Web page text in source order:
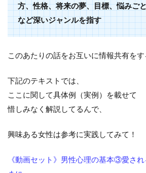
方、性格、将来の夢、目標、悩みご
など深いジャンルを指す
このあたりの話をお互いに情報共有をす
下記のテキストでは、
ここに関して具体例（実例）を載せて
惜しみなく解説してるんで、
興味ある女性は参考に実践してみて！
《動画セット》男性心理の基本③愛さ